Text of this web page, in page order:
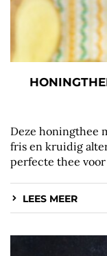
Deze honingthee
fris en kruidig
perfecte thee voor
LEES MEER